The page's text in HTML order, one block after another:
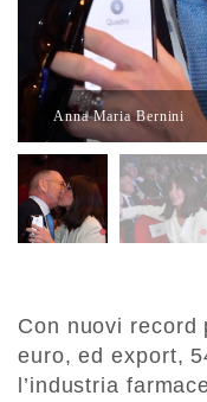
Anna Maria Bernini
Con nuovi record
euro, ed export,
l’industria